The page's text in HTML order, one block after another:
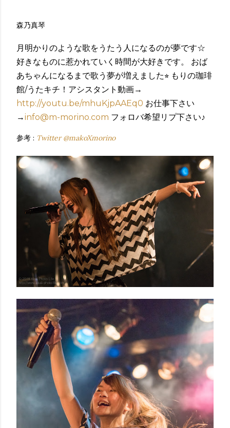
森乃真琴
月明かりのような歌をうたう人になるのが夢です☆
好きなものに惹かれていく時間が大好きです。 おば
あちゃんになるまで歌う夢が増えました⭐︎ もりの珈琲
館/うたキチ！アシスタント動画→
http://youtu.be/mhuKjpAAEq0 お仕事下さい
→info@m-morino.com フォロバ希望リプ下さい♪
参考 : Twitter @makoXmorino